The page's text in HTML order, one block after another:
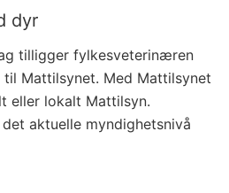
dyr
tilligger fylkesveterinæren
Mattilsynet. Med Mattilsynet
eller lokalt Mattilsyn.
aktuelle myndighetsnivå